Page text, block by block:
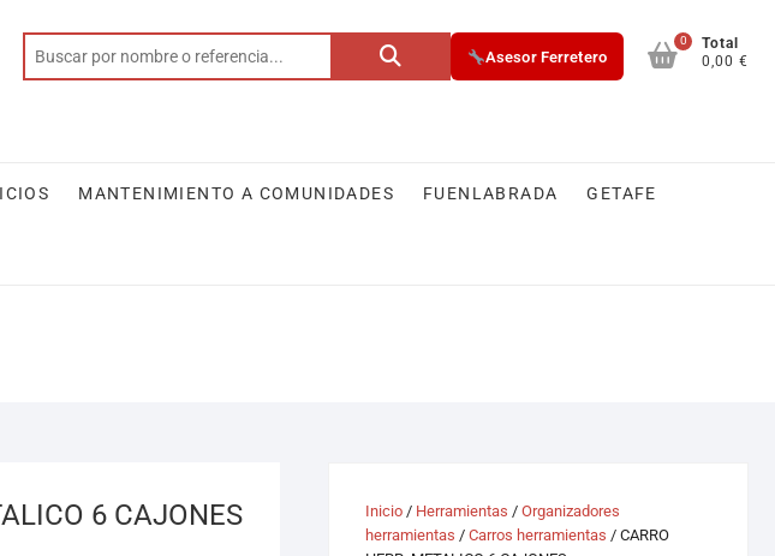
Buscar
Asesor Ferretero
0
Total
0,00 €
MANTENIMIENTO A COMUNIDADES FUENLABRADA GETAFE
6 CAJONES Inicio / Herramientas / Organizadores
herramientas / Carros herramientas / CARRO